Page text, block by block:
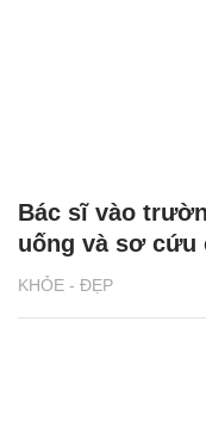
KHỎE - ĐẸP
Bác sĩ vào
uống và sơ cứu